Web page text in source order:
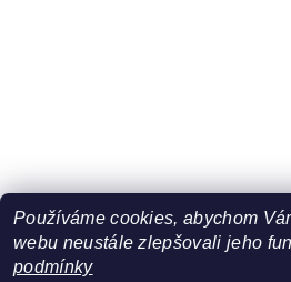
Používáme cookies, abychom
webu neustále zlepšovali jeho
podmínky